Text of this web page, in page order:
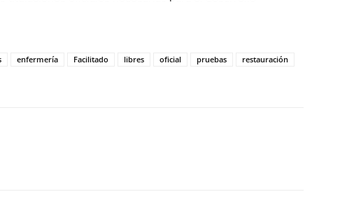
enfermería Facilitado libres oficial pruebas
restauración